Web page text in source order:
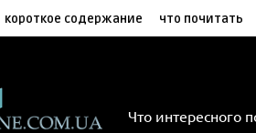
короткое содержание что почитать
Что интересного